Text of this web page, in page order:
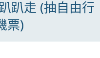
趴走 (抽自由行
票)